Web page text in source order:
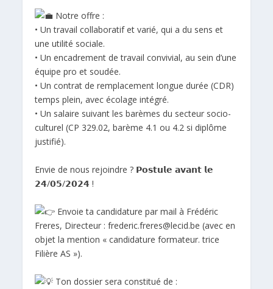
Notre offre :
• Un travail collaboratif et varié, qui a du sens et
une utilité sociale.
• Un encadrement de travail convivial, au sein d’une
équipe pro et soudée.
• Un contrat de remplacement longue durée (CDR)
temps plein, avec écolage intégré.
• Un salaire suivant les barèmes du secteur socio-
culturel (CP 329.02, barème 4.1 ou 4.2 si diplôme
justifié).
Envie de nous rejoindre ? 𝗣𝗼𝘀𝘁𝘂𝗹𝗲 𝗮𝘃𝗮𝗻𝘁 𝗹𝗲
𝟮𝟰/𝟬𝟱/𝟮𝟬𝟮𝟰 !
Envoie ta candidature par mail à Frédéric
Freres, Directeur : frederic.freres@lecid.be (avec en
objet la mention « candidature formateur. trice
Filière AS »).
Ton dossier sera constitué de :